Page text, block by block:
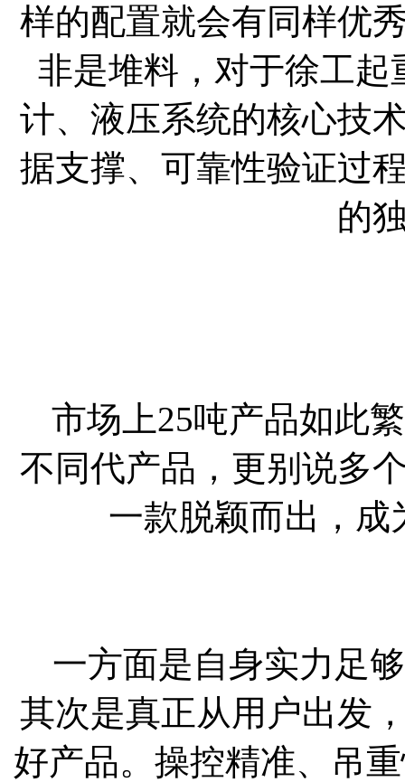
样的配置就会有同样优
非是堆料，对于徐工
计、液压系统的核心技
据支撑、可靠性验证过
的
市场上25吨产品如此
不同代产品，更别说多
一款脱颖而出，成
一方面是自身实力足
其次是真正从用户出发
好产品。操控精准、吊